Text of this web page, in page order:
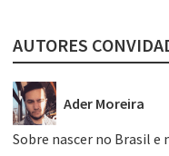
AUTORES
Ader Moreira
Sobre nascer no Brasil e